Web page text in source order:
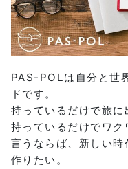
PAS-POLは自分と世
ドです。
持っているだけで旅に
持っているだけでワク
言うならば、新しい
作りたい。